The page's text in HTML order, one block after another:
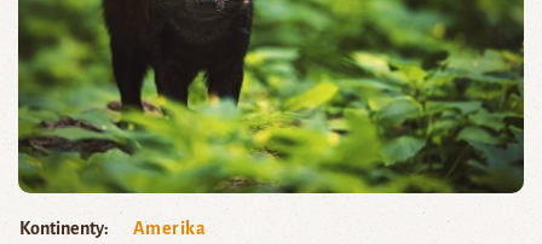
Kontinenty
Amerika